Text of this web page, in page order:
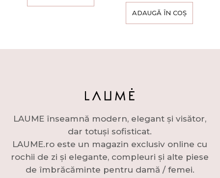
ADAUGĂ ÎN COȘ
LAUME înseamnă modern, elegant și visător,
dar totuși sofisticat.
LAUME.ro este un magazin exclusiv online cu
rochii de zi și elegante, compleuri și alte piese
de îmbrăcăminte pentru damă / femei.